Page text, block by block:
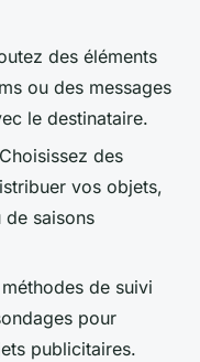
des éléments
ou des messages
le destinataire.
des
vos objets,
saisons
de suivi
pour
publicitaires.